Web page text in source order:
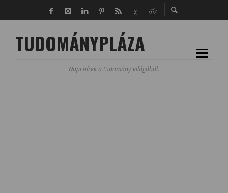
TUDOMÁNYPLÁZA
Napi hírek a tudomány világából.